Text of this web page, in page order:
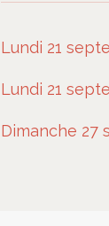
Lundi 21
Lundi 21
Dimanche 27